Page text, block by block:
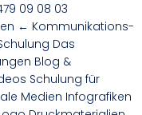
09 08 03
← Kommunikations-
Das
Blog &
Schulung für
Medien Infografiken